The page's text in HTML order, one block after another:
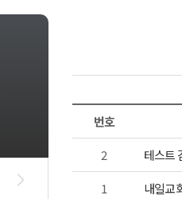
번호
2
테스트
1
내일교